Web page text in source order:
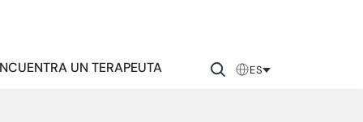
UN TERAPEUTA ES